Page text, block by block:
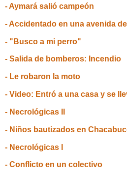
- Aymará salió campeón
- Accidentado en una avenida
- "Busco a mi perro"
- Salida de bomberos: Incendio
- Le robaron la moto
- Video: Entró a una casa y se
- Necrológicas II
- Niños bautizados en
- Necrológicas I
- Conflicto en un colectivo